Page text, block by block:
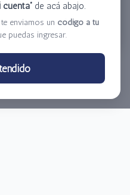
cuenta”de acá abajo.
enviamos un código a tu
puedas ingresar.
Olvidé mi clave
El Bacha S.A.